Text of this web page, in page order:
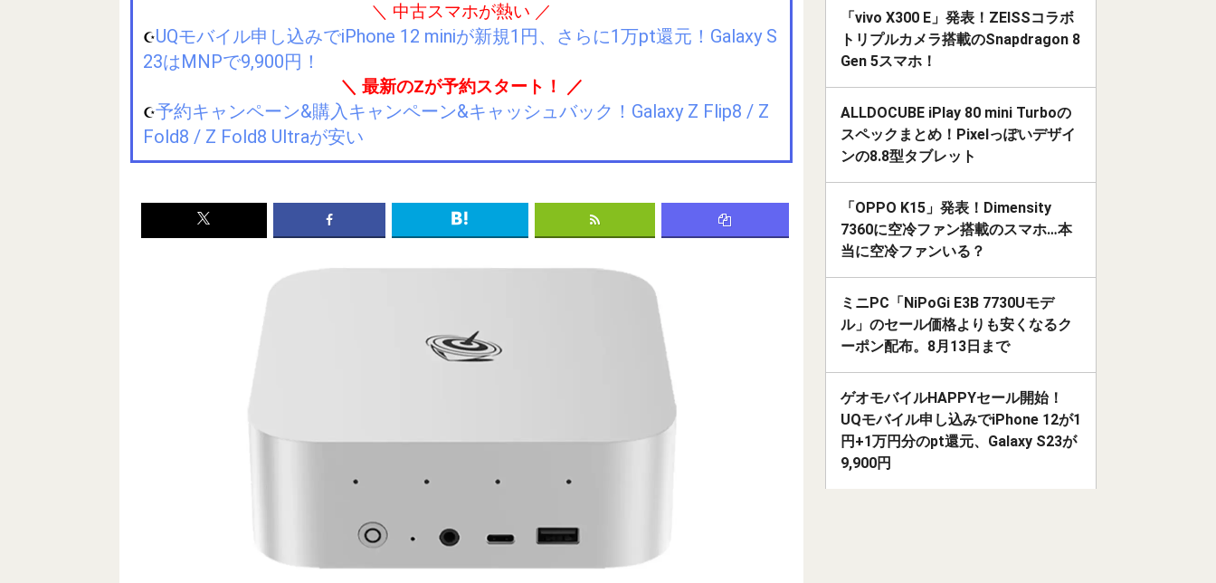
＼ 中古スマホが熱い ／
☪️UQモバイル申し込みでiPhone 12 miniが新規1円、さらに1万pt還元！Galaxy S
23はMNPで9,900円！
＼ 最新のZが予約スタート！ ／
☪️予約キャンペーン&購入キャンペーン&キャッシュバック！Galaxy Z Flip8 / Z
Fold8 / Z Fold8 Ultraが安い
「vivo X300 E」発表！ZEISSコラボ
トリプルカメラ搭載のSnapdragon 8
Gen 5スマホ！
ALLDOCUBE iPlay 80 mini Turboの
スペックまとめ！Pixelっぽいデザイ
ンの8.8型タブレット
「OPPO K15」発表！Dimensity
7360に空冷ファン搭載のスマホ…本
当に空冷ファンいる？
ミニPC「NiPoGi E3B 7730Uモデ
ル」のセール価格よりも安くなるク
ーポン配布。8月13日まで
ゲオモバイルHAPPYセール開始！
UQモバイル申し込みでiPhone 12が1
円+1万円分のpt還元、Galaxy S23が
9,900円